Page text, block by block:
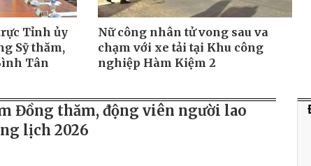
Tỉnh ủy
Sỹ thăm,
Tân
Nữ công nhân tử vong sau va
chạm với xe tải tại Khu công
nghiệp Hàm Kiệm 2
Đồng thăm, động viên người lao
lịch 2026